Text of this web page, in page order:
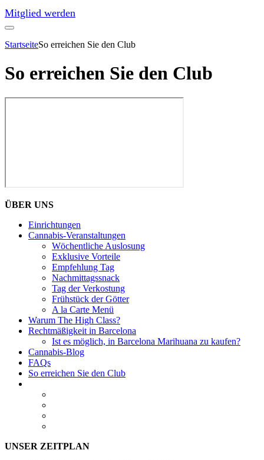
Mitglied werden
StartseiteSo erreichen Sie den Club
So erreichen Sie den Club
ÜBER UNS
Einrichtungen
Cannabis-Veranstaltungen
Wöchentliche Auslosung
Exklusive Vorteile
Empfehlung Tag
Nachmittagssnack
Tag der Verkostung
Frühstück der Götter
A la Carte Menü
Warum The High Class?
Rechtmäßigkeit in Barcelona
Ist es möglich, in Barcelona Marihuana zu kaufen?
Cannabis-Blog
FAQs
So erreichen Sie den Club
UNSER ZEITPLAN